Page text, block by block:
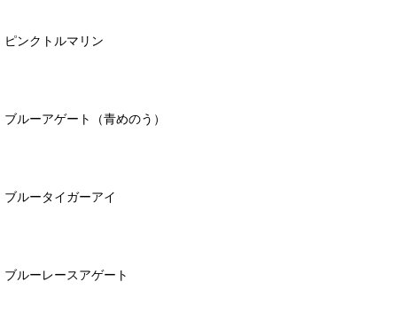
ピンクトルマリン
ブルーアゲート（青めのう）
ブルータイガーアイ
ブルーレースアゲート